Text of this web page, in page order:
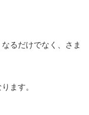
るだけでなく、さま
ます。